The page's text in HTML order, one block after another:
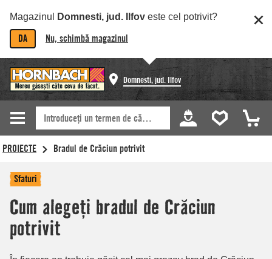
Magazinul Domnesti, jud. Ilfov este cel potrivit?
DA Nu, schimbă magazinul
Domnesti, jud. Ilfov